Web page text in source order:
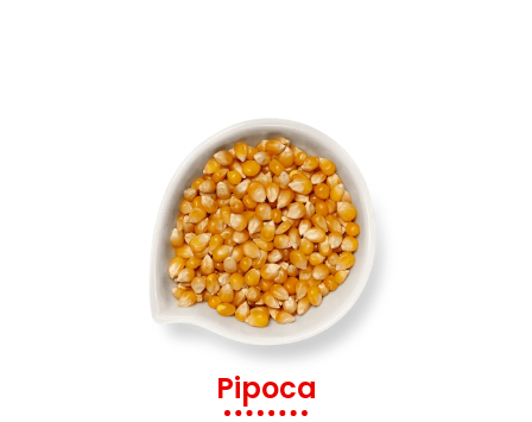
Pipoca